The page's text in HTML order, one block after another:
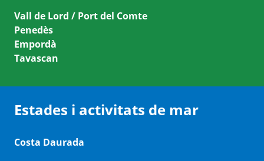
Vall de Lord / Port del Comte
Penedès
Empordà
Tavascan
Estades i activitats de mar
Costa Daurada